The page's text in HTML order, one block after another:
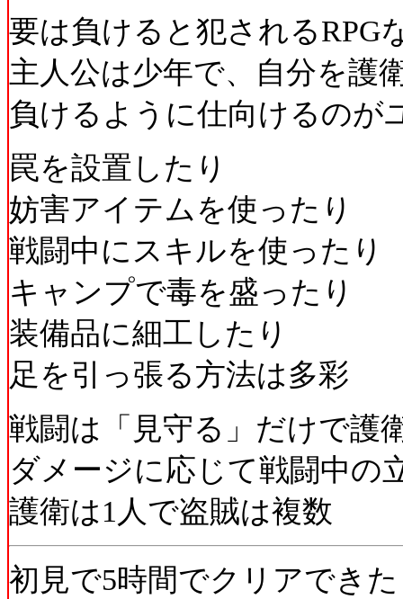
要は負けると犯されるRPG
主人公は少年で、自分を護
負けるように仕向けるのが
罠を設置したり
妨害アイテムを使ったり
戦闘中にスキルを使ったり
キャンプで毒を盛ったり
装備品に細工したり
足を引っ張る方法は多彩
戦闘は「見守る」だけで護
ダメージに応じて戦闘中の
護衛は1人で盗賊は複数
初見で5時間でクリアできた